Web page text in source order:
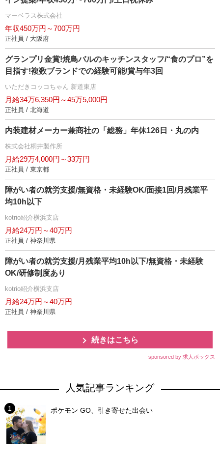
マーベラス株式会社
年収450万円～700万円
正社員 / 大阪府
グランプリ金賞!焼鳥バルのキッチンスタッフ/“食のプロ”を
目指す!複数ブランドでの経験可能/賞与年3回
いただきコッコちゃん 新道東店
月給34万6,350円～45万5,000円
正社員 / 北海道
内装建材メーカー兼商社の「総務」年休126日・丸の内
株式会社桐井製作所
月給29万4,000円～33万円
正社員 / 東京都
障がい者の就労支援/無資格・未経験OK/面接1回/月残業平
均10h以下
kotrio紹介横浜支店
月給24万円～40万円
正社員 / 神奈川県
障がい者の就労支援/月残業平均10h以下/無資格・未経験
OK/研修制度あり
kotrio紹介横浜支店
月給24万円～40万円
正社員 / 神奈川県
続きはこちら
sponsored by 求人ボックス
人気記事ランキング
ポケモン GO、引き寄せた出会い